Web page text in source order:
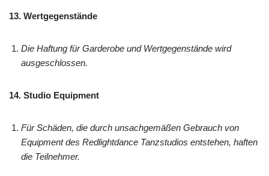
13. Wertgegenstände
Die Haftung für Garderobe und Wertgegenstände wird
ausgeschlossen.
14. Studio Equipment
Für Schäden, die durch unsachgemäßen Gebrauch von
Equipment des Redlightdance Tanzstudios entstehen, haften
die Teilnehmer.